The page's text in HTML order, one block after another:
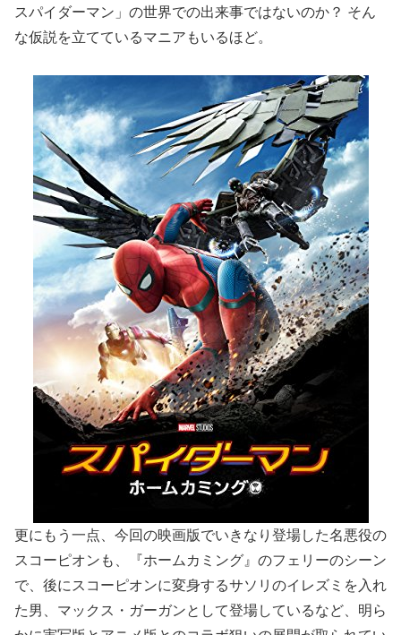
スパイダーマン」の世界での出来事ではないのか？ そん
な仮説を立てているマニアもいるほど。
更にもう一点、今回の映画版でいきなり登場した名悪役の
スコーピオンも、『ホームカミング』のフェリーのシーン
で、後にスコーピオンに変身するサソリのイレズミを入れ
た男、マックス・ガーガンとして登場しているなど、明ら